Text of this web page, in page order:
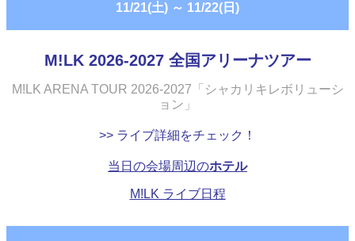
11/21(土) ～ 11/22(日)
M!LK 2026-2027 全国アリーナツアー
M!LK ARENA TOUR 2026-2027「シャカリキレボリューシ
ョン」
>> ライブ詳細をチェック！
当日の会場周辺のホテル
M!LK ライブ日程